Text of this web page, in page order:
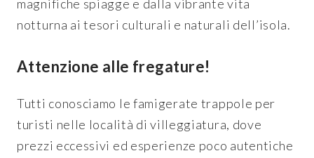
magnifiche spiagge e dalla vibrante vita
notturna ai tesori culturali e naturali dell’isola.
Attenzione alle fregature!
Tutti conosciamo le famigerate trappole per
turisti nelle località di villeggiatura, dove
prezzi eccessivi ed esperienze poco autentiche